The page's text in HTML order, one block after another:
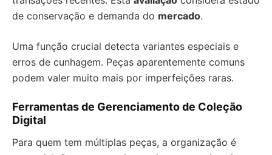
de conservação e demanda do mercado.
Uma função crucial detecta variantes especiais e
erros de cunhagem. Peças aparentemente comuns
podem valer muito mais por imperfeições raras.
Ferramentas de Gerenciamento de Coleção
Digital
Para quem tem múltiplas peças, a organização é